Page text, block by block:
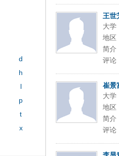
王世
大学
地区
简介
评论
崔景
大学
地区
简介
评论
d
h
l
p
t
x